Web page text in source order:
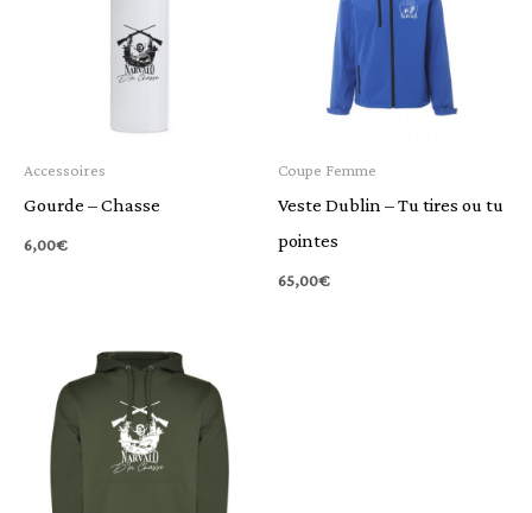
Accessoires
Gourde – Chasse
6,00€
Coupe Femme
Veste Dublin – Tu tires ou tu
pointes
65,00€